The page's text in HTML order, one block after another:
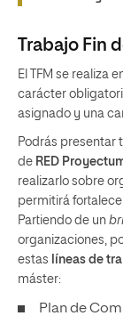
Trabajo Fin
El TFM se realiza
carácter
asignado y una
Podrás presentar
de RED
realizarlo sobre
permitirá
Partiendo de un
organizaciones,
estas
líneas de
máster:
Plan de